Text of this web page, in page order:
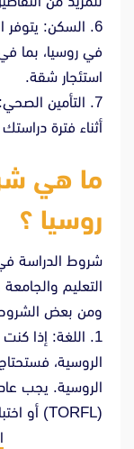
6. السكن: يتوفر
في روسيا، بما
استئجار شقة.
7. التأمين
أثناء فترة
ما هي
روسيا ؟
شروط الدراسة
التعليم
ومن بعض الشروط
1. اللغة: إذا
الروسية،
الروسية. يجب
(TORFL) أو اختبار مماثل.